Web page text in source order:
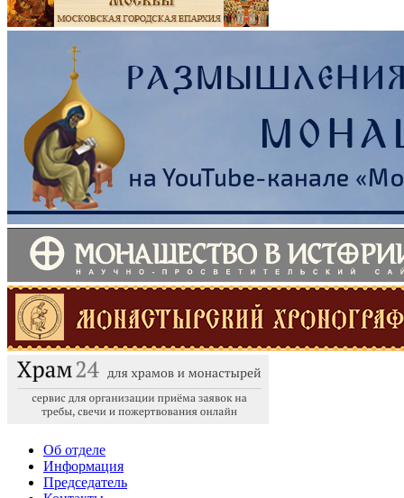
Об отделе
Информация
Председатель